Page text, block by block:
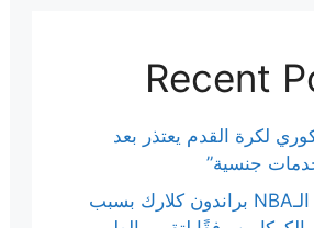
Recent
لكرة القدم يعتذر بعد
جنسية”
وفاة نجم الـNBA براندون كلارك بسبب